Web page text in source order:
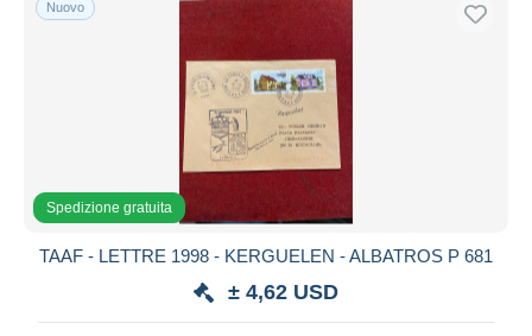
Spedizione gratuita
Metodi di pagamento
PayPal
Bonifico bancario
Mastercard
Bancontact
iDeal
Maestro
Nuovo
Spedizione gratuita
TAAF - LETTRE 1998 - KERGUELEN - ALBATROS P 681
± 4,62 USD